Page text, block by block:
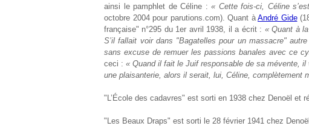
ainsi le pamphlet de Céline :« Cette fois-ci, Céline
octobre 2004 pour parutions.com). Quant àAndré Gide
française" n°295 du 1er avril 1938, il a écrit : « Quant à
S’il fallait voir dans "Bagatelles pour un massacre"
sans excuse de remuer les passions banales avec ce
ceci : « Quand il fait le Juif responsable de sa mévente,
une plaisanterie, alors il serait, lui, Céline, complètement
"L’École des cadavres" est sorti en 1938 chez Denoël et
"Les Beaux Draps" est sorti le 28 février 1941 chez